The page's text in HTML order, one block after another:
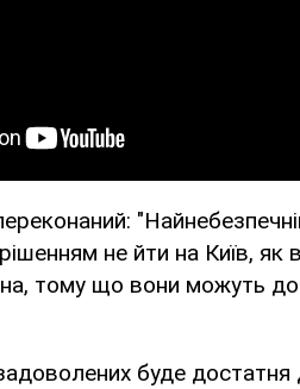
не йти на Київ,
тому що вони можуть
буде